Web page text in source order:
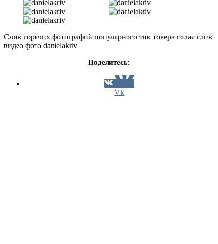
Слив горячих фотографий популярного тик токера голая слив
видео фото danielakriv
Поделитесь:
Vk